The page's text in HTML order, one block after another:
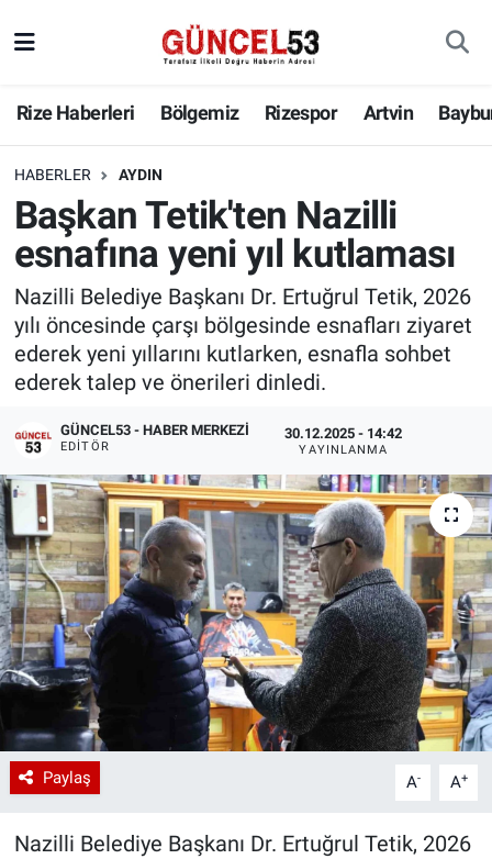
Rize Haberleri Bölgemiz Rizespor Artvin
HABERLER AYDIN
Başkan Tetik'ten Nazilli
esnafına yeni yıl kutlaması
Nazilli Belediye Başkanı Dr. Ertuğrul Tetik, 2026
yılı öncesinde çarşı bölgesinde esnafları ziyaret
ederek yeni yıllarını kutlarken, esnafla sohbet
ederek talep ve önerileri dinledi.
GÜNCEL53 - HABER MERKEZI
EDITÖR
30.12.2025 - 14:42
YAYINLANMA
Paylaş A- A+
Nazilli Belediye Başkanı Dr. Ertuğrul Tetik, 2026